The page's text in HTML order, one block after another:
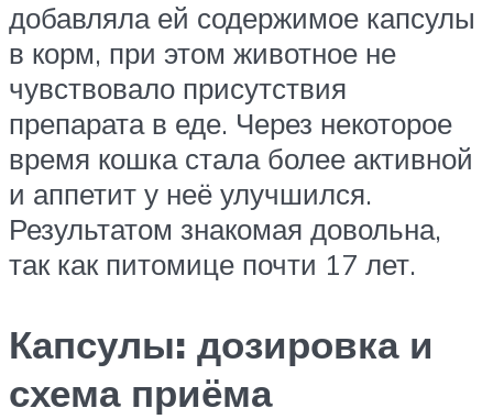
добавляла ей содержимое капсулы
в корм, при этом животное не
чувствовало присутствия
препарата в еде. Через некоторое
время кошка стала более активной
и аппетит у неё улучшился.
Результатом знакомая довольна,
так как питомице почти 17 лет.
Капсулы: дозировка и
схема приёма